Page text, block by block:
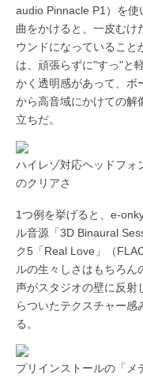
audio Pinnacle P1）を
曲をかけると、一皮むけ
ウンドになっていること
は、頑張らずに"すっ"と
かく透明感があって、ボ
から高音域にかけての解
立ちだ。
ハイレゾ対応ヘッドフォ
のクリアさ
1つ例を挙げると、e-
ル音源「3D Binaural
ク5「Real Love」（
ルの生々しさはもちろん
声がスタジオの壁に反射
らついたテクスチャー感
る。
プリインストールの「メ